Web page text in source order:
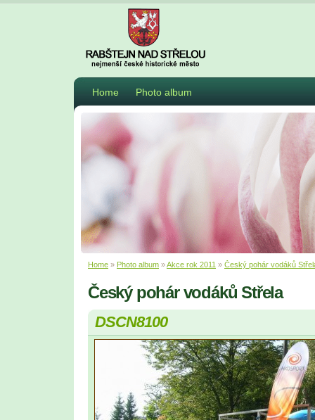
Home Photo album
Home » Photo album »Akce rok 2011 » Český pohár vodáků
Český pohár vodáků Střela
DSCN8100